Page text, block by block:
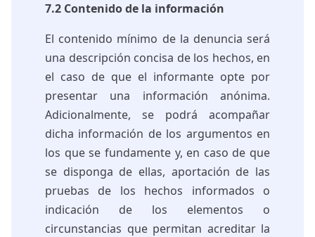
7.2 Contenido de la información
El contenido mínimo de la denuncia será
una descripción concisa de los hechos, en
el caso de que el informante opte por
presentar una información anónima.
Adicionalmente, se podrá acompañar
dicha información de los argumentos en
los que se fundamente y, en caso de que
se disponga de ellas, aportación de las
pruebas de los hechos informados o
indicación de los elementos o
circunstancias que permitan acreditar la